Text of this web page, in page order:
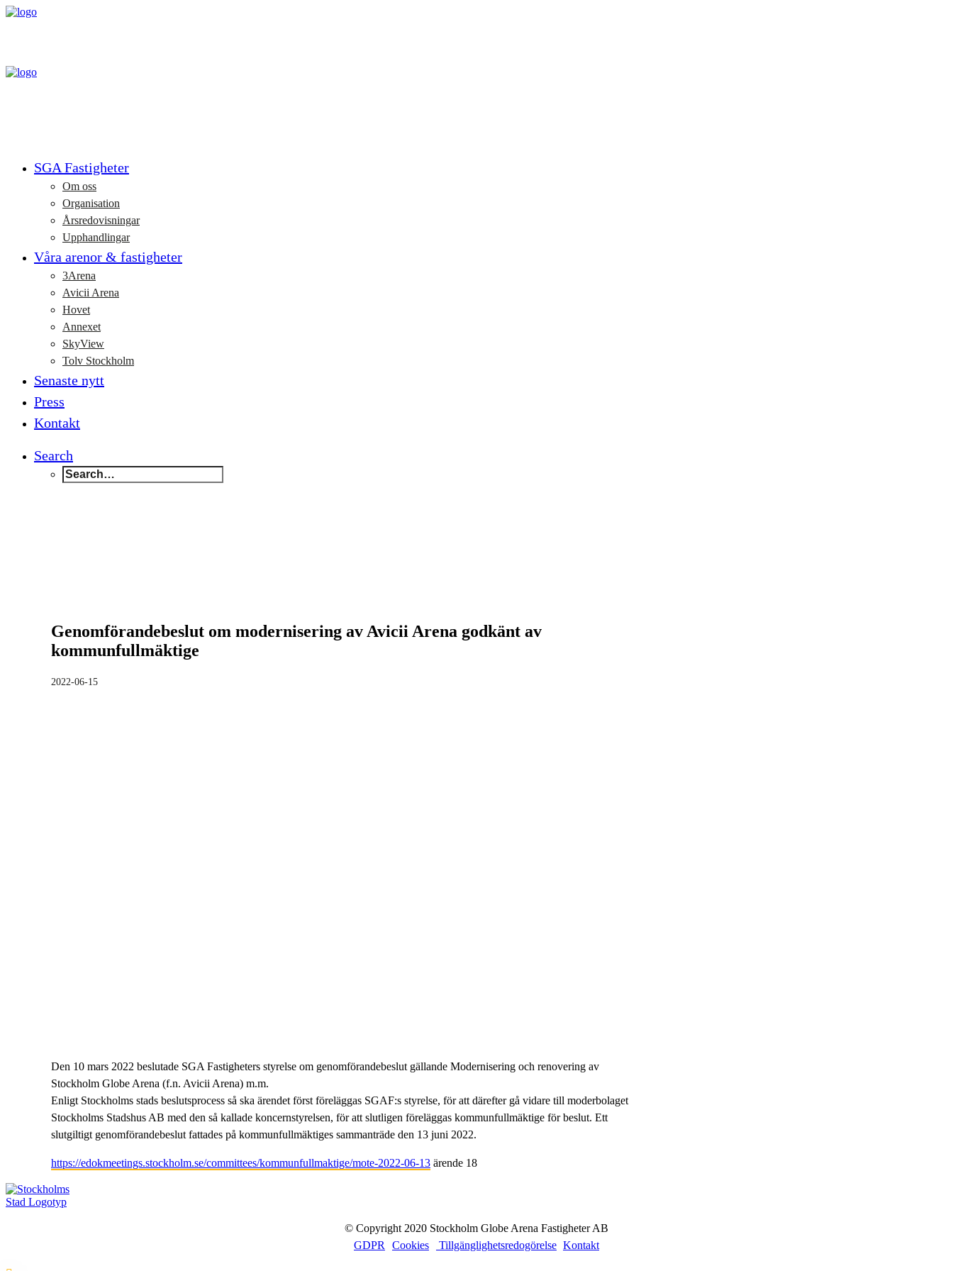
SGA Fastigheter
Om oss
Organisation
Årsredovisningar
Upphandlingar
Våra arenor & fastigheter
3Arena
Avicii Arena
Hovet
Annexet
SkyView
Tolv Stockholm
Senaste nytt
Press
Kontakt
Search
Genomförandebeslut om modernisering av Avicii Arena godkänt av
kommunfullmäktige
2022-06-15
Den 10 mars 2022 beslutade SGA Fastigheters styrelse om genomförandebeslut gällande Modernisering och renovering av
Stockholm Globe Arena (f.n. Avicii Arena) m.m.
Enligt Stockholms stads beslutsprocess så ska ärendet först föreläggas SGAF:s styrelse, för att därefter gå vidare till moderbolaget
Stockholms Stadshus AB med den så kallade koncernstyrelsen, för att slutligen föreläggas kommunfullmäktige för beslut. Ett
slutgiltigt genomförandebeslut fattades på kommunfullmäktiges sammanträde den 13 juni 2022.
https://edokmeetings.stockholm.se/committees/kommunfullmaktige/mote-2022-06-13 ärende 18
© Copyright 2020 Stockholm Globe Arena Fastigheter AB
GDPR
Cookies Tillgänglighetsredogörelse Kontakt